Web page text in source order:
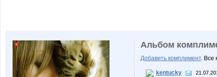
Альбом
Добавить комплимент. Все
kentucky